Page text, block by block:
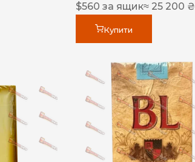
$560 за ящик≈ 25 200 ₴
Купити